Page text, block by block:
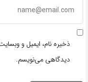
ذخیره نام، ایمیل و
دیدگاهی می‌نویسم.